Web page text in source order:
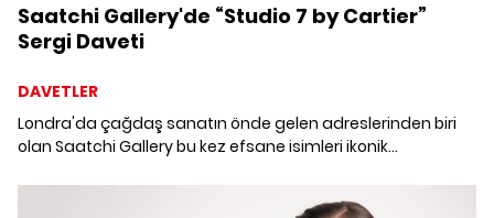
Saatchi Gallery'de “Studio 7 by Cartier”
Sergi Daveti
DAVETLER
Londra'da çağdaş sanatın önde gelen adreslerinden biri
olan Saatchi Gallery bu kez efsane isimleri ikonik
7 by Cartier adlı portre sergisi markanın ikonik yedi saat ve